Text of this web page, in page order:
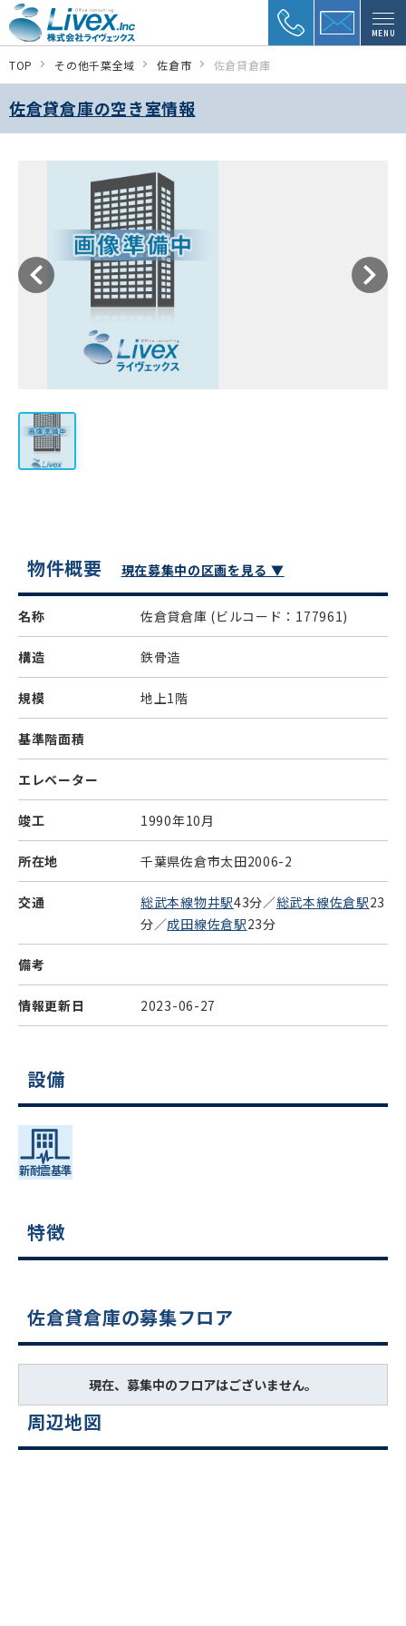
MENU
TOP その他千葉全域 佐倉市 佐倉貸倉庫
佐倉貸倉庫の空き室情報
物件概要 現在募集中の区画を見る ▼
名称 佐倉貸倉庫 (ビルコード：177961)
構造 鉄骨造
規模 地上1階
基準階面積
エレベーター
竣工 1990年10月
所在地 千葉県佐倉市太田2006-2
交通 総武本線物井駅43分／総武本線佐倉駅23
分／成田線佐倉駅23分
備考
情報更新日 2023-06-27
設備
特徴
佐倉貸倉庫の募集フロア
現在、募集中のフロアはございません。
周辺地図